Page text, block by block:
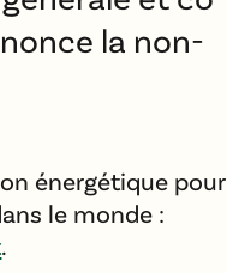
la non-
énergétique pour
le monde :
.